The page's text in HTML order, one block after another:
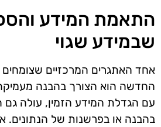
התאמת המידע
שבמידע שגוי
אחד האתגרים המרכזיים שצומחים
החדשה הוא הצורך בהבנה
עם הגדלת המידע הזמין, עולה גם
בהבנה או בפרשנות של הנתונים.